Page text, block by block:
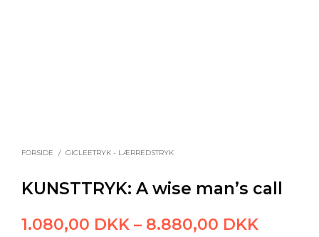
FORSIDE / GICLEETRYK - LÆRREDSTRYK
KUNSTTRYK: A wise man’s call
1.080,00 DKK – 8.880,00 DKK